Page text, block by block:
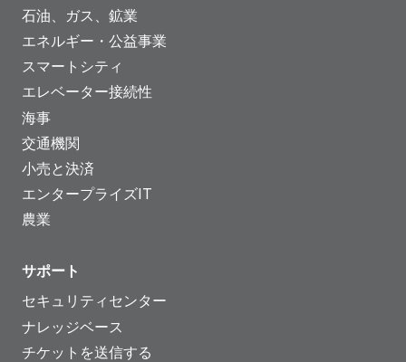
石油、ガス、鉱業
エネルギー・公益事業
スマートシティ
エレベーター接続性
海事
交通機関
小売と決済
エンタープライズIT
農業
サポート
セキュリティセンター
ナレッジベース
チケットを送信する